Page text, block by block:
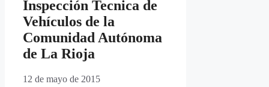
Inspección Tecnica de
Vehículos de la
Comunidad Autónoma
de La Rioja
12 de mayo de 2015